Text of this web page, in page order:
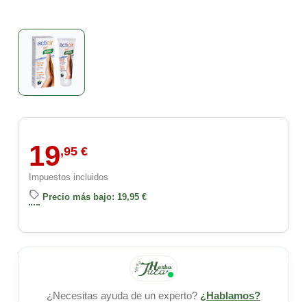
19,95 €
Impuestos incluidos
Precio más bajo: 19,95 €
¿Necesitas ayuda de un experto? ¿Hablamos?